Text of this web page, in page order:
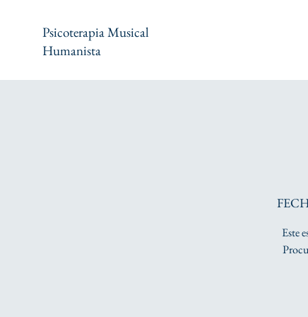
Psicoterapia Musical
Humanista
Este